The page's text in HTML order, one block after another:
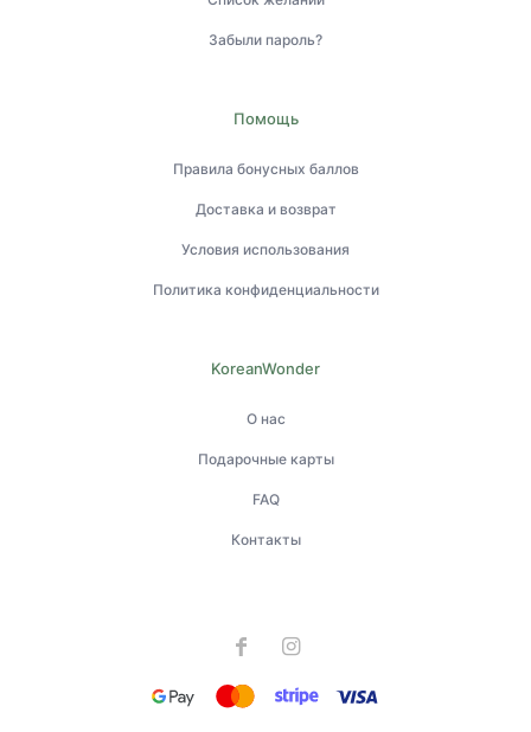
Забыли пароль?
Помощь
Правила бонусных баллов
Доставка и возврат
Условия использования
Политика конфиденциальности
KoreanWonder
О нас
Подарочные карты
FAQ
Контакты